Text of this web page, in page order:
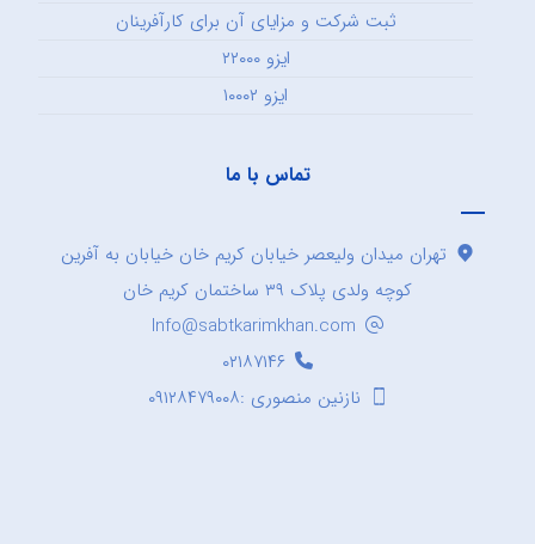
ثبت شرکت و مزایای آن برای کارآفرینان
ایزو ۲۲۰۰۰
ایزو ۱۰۰۰۲
تماس با ما
تهران میدان ولیعصر خیابان کریم خان خیابان به آفرین
کوچه ولدی پلاک ۳۹ ساختمان کریم خان
Info@sabtkarimkhan.com
۰۲۱۸۷۱۴۶
نازنین منصوری :۰۹۱۲۸۴۷۹۰۰۸